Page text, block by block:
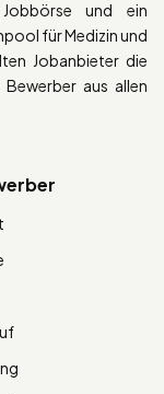
und ein
für Medizin und
Jobanbieter die
aus allen